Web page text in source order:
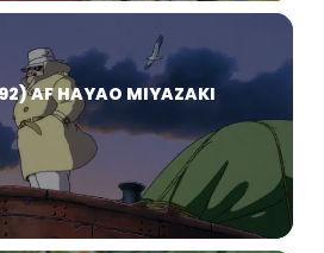
AF HAYAO MIYAZAKI